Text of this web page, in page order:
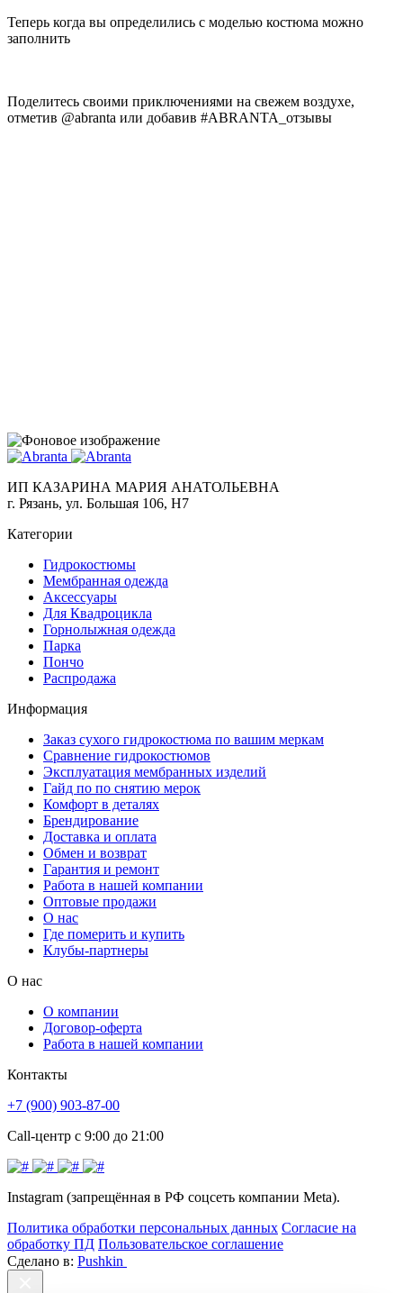
Теперь когда вы определились с моделью костюма можно
заполнить
Поделитесь своими приключениями на свежем воздухе,
отметив @abranta или добавив #ABRANTA_отзывы
ИП КАЗАРИНА МАРИЯ АНАТОЛЬЕВНА
г. Рязань, ул. Большая 106, Н7
Категории
Гидрокостюмы
Мембранная одежда
Аксесcуары
Для Квадроцикла
Горнолыжная одежда
Парка
Пончо
Распродажа
Информация
Заказ сухого гидрокостюма по вашим меркам
Сравнение гидрокостюмов
Эксплуатация мембранных изделий
Гайд по по снятию мерок
Комфорт в деталях
Брендирование
Доставка и оплата
Обмен и возврат
Гарантия и ремонт
Работа в нашей компании
Оптовые продажи
О нас
Где померить и купить
Клубы-партнеры
О нас
О компании
Договор-оферта
Работа в нашей компании
Контакты
+7 (900) 903-87-00
Call-центр с 9:00 до 21:00
Instagram (запрещённая в РФ соцсеть компании Meta).
Политика обработки персональных данных Согласие на
обработку ПД Пользовательское соглашение
Сделано в: Pushkin